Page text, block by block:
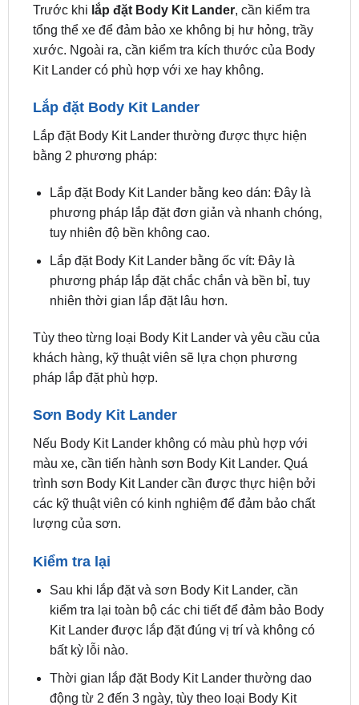
xước. Ngoài ra, cần kiểm tra kích thước của Body
Kit Lander có phù hợp với xe hay không.
Lắp đặt Body Kit Lander
bằng 2 phương pháp:
Lắp đặt Body Kit Lander bằng keo dán: Đây là
tuy nhiên độ bền không cao.
Lắp đặt Body Kit Lander bằng ốc vít: Đây là
phương pháp lắp đặt chắc chắn và bền bỉ, tuy
nhiên thời gian lắp đặt lâu hơn.
Tùy theo từng loại Body Kit Lander và yêu cầu của
pháp lắp đặt phù hợp.
Sơn Body Kit Lander
màu xe, cần tiến hành sơn Body Kit Lander. Quá
trình sơn Body Kit Lander cần được thực hiện bởi
các kỹ thuật viên có kinh nghiệm để đảm bảo chất
lượng của sơn.
Kiểm tra lại
kiểm tra lại toàn bộ các chi tiết để đảm bảo Body
Kit Lander được lắp đặt đúng vị trí và không có
bất kỳ lỗi nào.
Thời gian lắp đặt Body Kit Lander thường dao
động từ 2 đến 3 ngày, tùy theo loại Body Kit
Lander và yêu cầu của khách hàng.